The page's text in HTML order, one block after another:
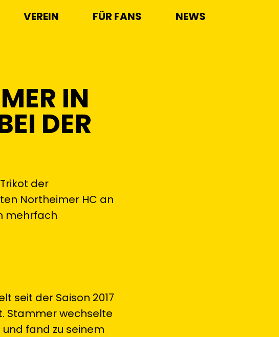
VEREIN FÜR FANS NEWS
IN
DER
der
Northeimer HC an
mehrfach
seit der Saison 2017
Stammer wechselte
fand zu seinem